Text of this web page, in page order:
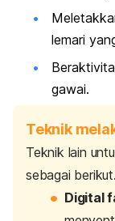
lemari
gawai.
Teknik
Teknik lain
sebagai berikut.
Digital